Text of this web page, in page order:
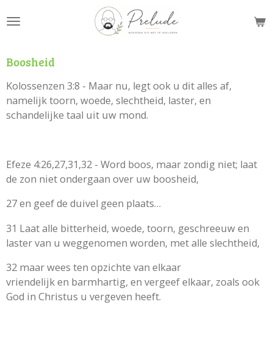
direct
de
Boosheid
Kolossenzen 3:8 - Maar nu, legt ook u dit alles af,
namelijk toorn, woede, slechtheid, laster, en
schandelijke taal uit uw mond.
Efeze 4:26,27,31,32 - Word boos, maar zondig niet; laat
de zon niet ondergaan over uw boosheid,
27 en geef de duivel geen plaats…
31 Laat alle bitterheid, woede, toorn, geschreeuw en
laster van u weggenomen worden, met alle slechtheid,
32 maar wees ten opzichte van elkaar
vriendelijk en barmhartig, en vergeef elkaar, zoals ook
God in Christus u vergeven heeft.